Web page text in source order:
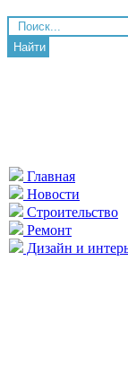
Найти
Главная
Новости
Строительство
Ремонт
Дизайн и